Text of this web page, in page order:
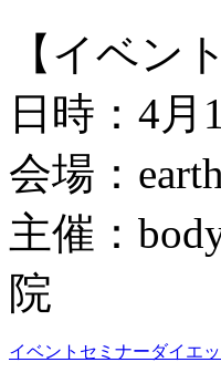
【イベン
日時：4月
会場：
主催：
院
イベント セミナーダイエッ